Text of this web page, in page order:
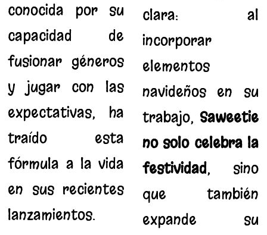
conocida por su
capacidad de
fusionar géneros
y jugar con las
expectativas, ha
traído esta
fórmula a la vida
en sus recientes
lanzamientos.
clara: al
incorporar
elementos
navideños en su
trabajo, Saweetie
no solo celebra la
festividad, sino
que también
expande su